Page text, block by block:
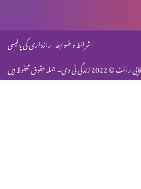
کے شرعی مسایل (حصہ 2)
کاپی رائٹ © 2022 زندگی ٹی وی۔ جملہ حقوق محفوظ ہیں
شرائط و ضوابط رازداری کی پالیسی